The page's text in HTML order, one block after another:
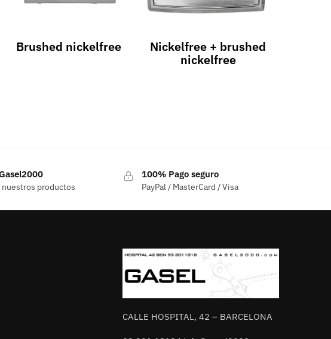
Brushed nickelfree
Nickelfree + brushed
nickelfree
nuestros productos
100% Pago seguro
PayPal / MasterCard / Visa
CALLE HOSPITAL, 42 – BARCELONA